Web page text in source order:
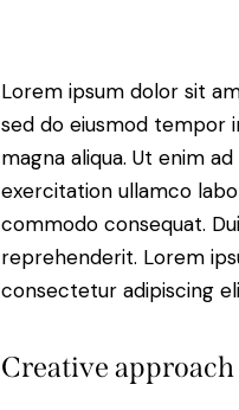
Lorem ipsum dolor sit
sed do eiusmod tempor
magna aliqua. Ut enim
exercitation ullamco
commodo consequat.
reprehenderit. Lorem
consectetur adipiscing
Creative